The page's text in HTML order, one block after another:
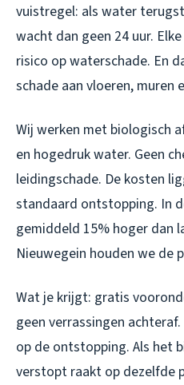
vuistregel: als water
wacht dan geen 24 uur.
risico op waterschade. En
schade aan vloeren, muren
Wij werken met biologisch
en hogedruk water. Geen
leidingschade. De kosten
standaard ontstopping. In
gemiddeld 15% hoger dan
Nieuwegein houden we de
Wat je krijgt: gratis
geen verrassingen
op de ontstopping. Als het
verstopt raakt op dezelfde